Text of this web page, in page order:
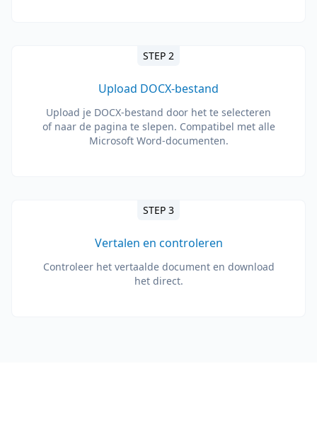
STEP 2
Upload DOCX-bestand
Upload je DOCX-bestand door het te selecteren
of naar de pagina te slepen. Compatibel met alle
Microsoft Word-documenten.
STEP 3
Vertalen en controleren
Controleer het vertaalde document en download
het direct.